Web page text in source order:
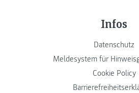
Infos
Datenschutz
Meldesystem für
Cookie Policy